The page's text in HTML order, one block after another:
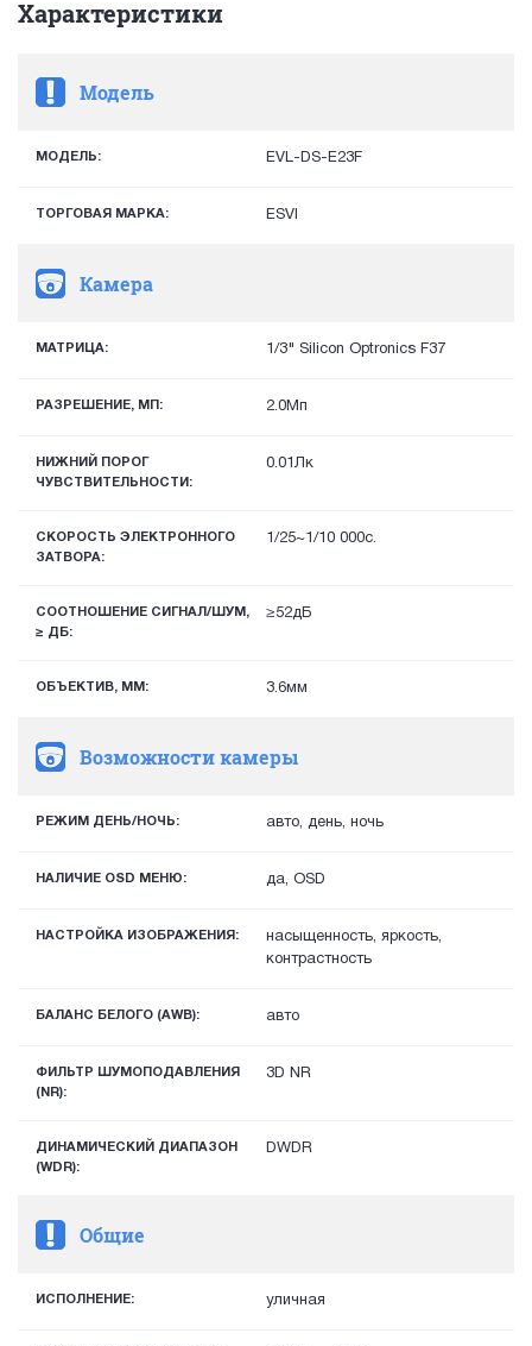
Характеристики
Модель
МОДЕЛЬ: EVL-DS-E23F
ТОРГОВАЯ МАРКА: ESVI
Камера
МАТРИЦА: 1/3" Silicon Optronics F37
РАЗРЕШЕНИЕ, МП: 2.0Мп
НИЖНИЙ ПОРОГ
ЧУВСТВИТЕЛЬНОСТИ:
0.01Лк
СКОРОСТЬ ЭЛЕКТРОННОГО
ЗАТВОРА:
1/25~1/10 000с.
СООТНОШЕНИЕ СИГНАЛ/ШУМ,
≥ ДБ:
≥52дБ
ОБЪЕКТИВ, ММ: 3.6мм
Возможности камеры
РЕЖИМ ДЕНЬ/НОЧЬ: авто, день, ночь
НАЛИЧИЕ OSD МЕНЮ: да, OSD
НАСТРОЙКА ИЗОБРАЖЕНИЯ:
насыщенность, яркость,
контрастность
БАЛАНС БЕЛОГО (AWB): авто
ФИЛЬТР ШУМОПОДАВЛЕНИЯ
(NR):
3D NR
ДИНАМИЧЕСКИЙ ДИАПАЗОН
(WDR):
DWDR
Общие
ИСПОЛНЕНИЕ: уличная